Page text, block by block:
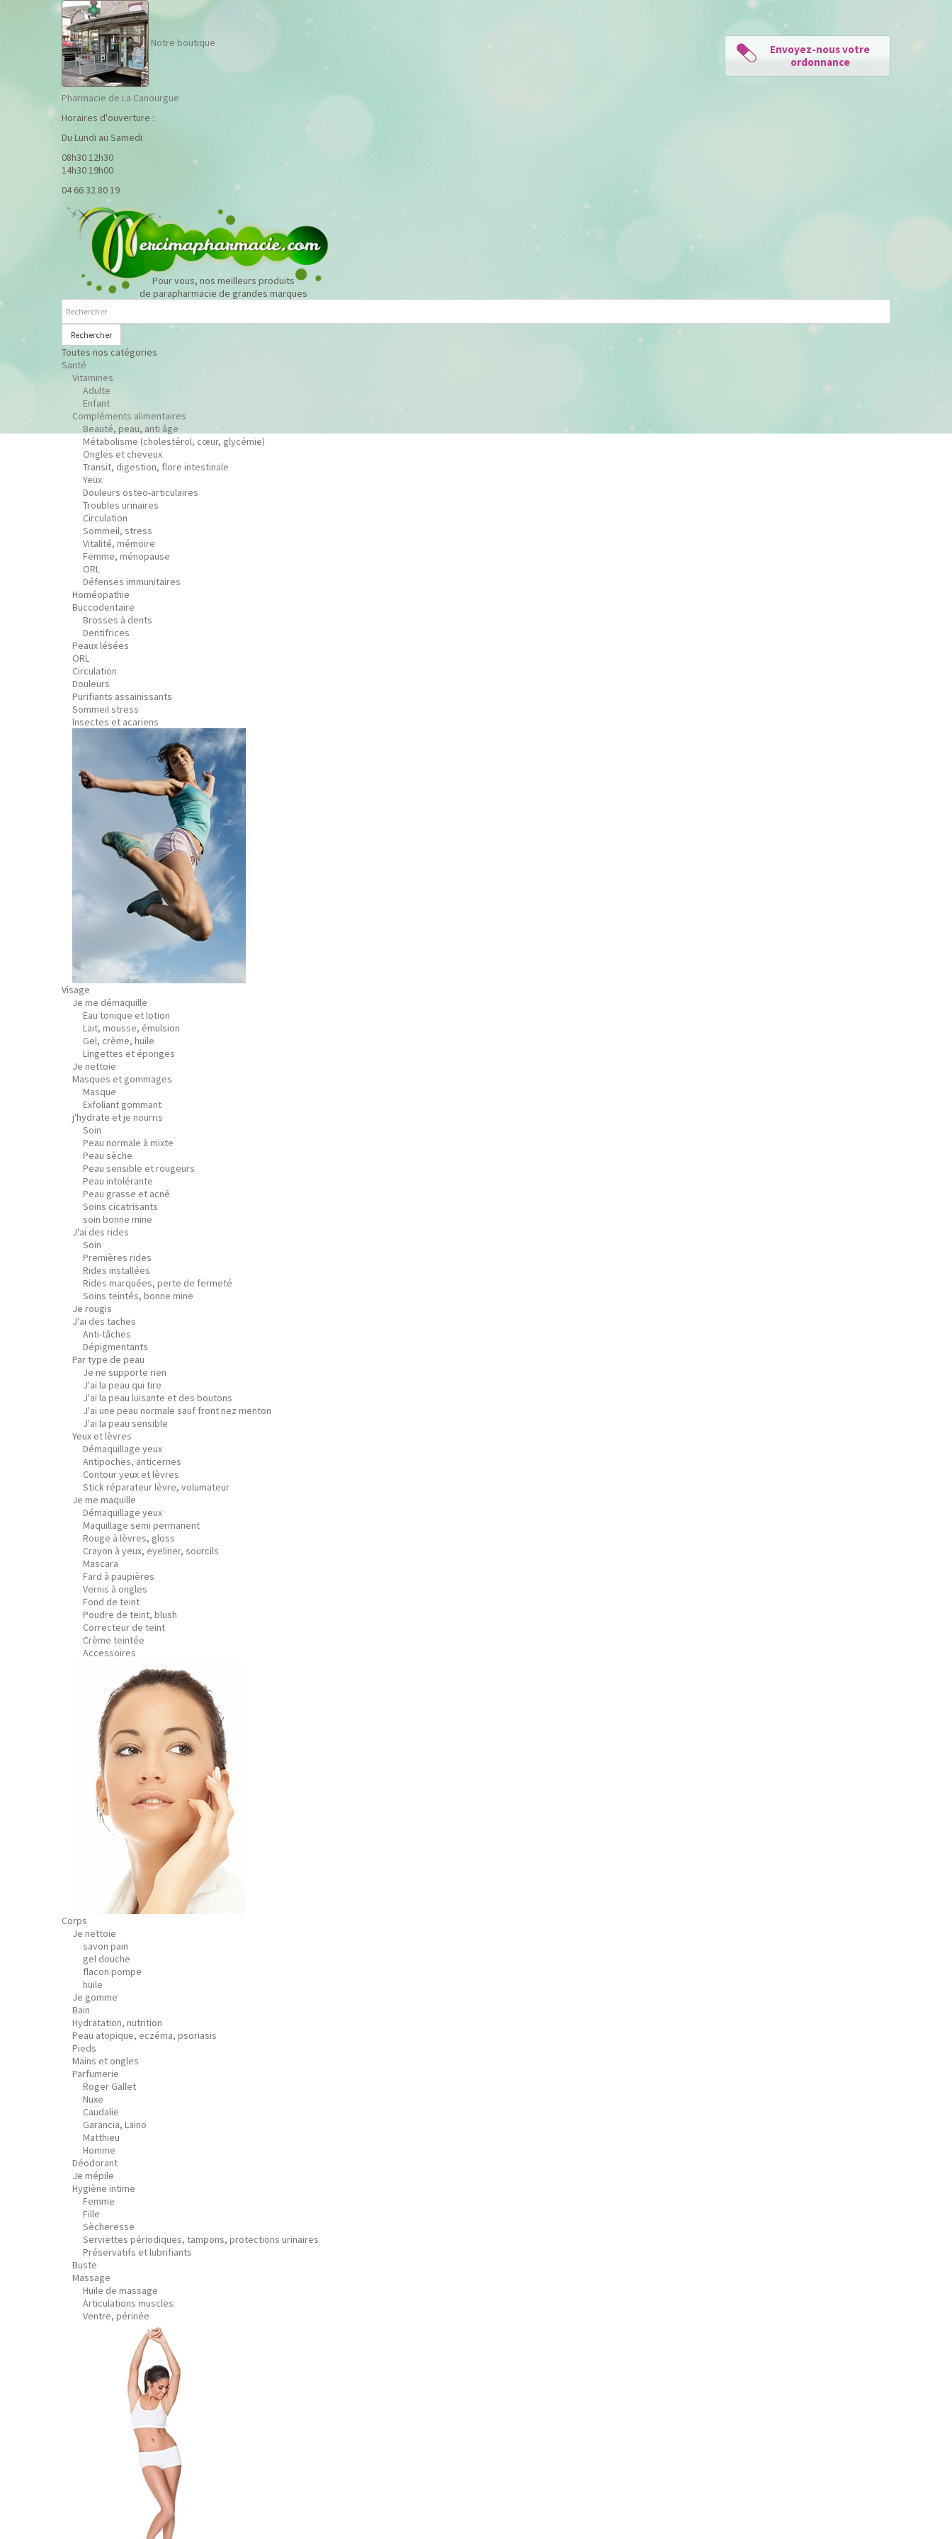
Notre boutique
Pharmacie de La Canourgue
Horaires d'ouverture :
Du Lundi au Samedi
08h30 12h30
14h30 19h00
04 66 32 80 19
Pour vous, nos meilleurs produits
de parapharmacie de grandes marques
Rechercher
Toutes nos catégories
Santé
Vitamines
Adulte
Enfant
Compléments alimentaires
Beauté, peau, anti âge
Métabolisme (cholestérol, cœur, glycémie)
Ongles et cheveux
Transit, digestion, flore intestinale
Yeux
Douleurs osteo-articulaires
Troubles urinaires
Circulation
Sommeil, stress
Vitalité, mémoire
Femme, ménopause
ORL
Défenses immunitaires
Homéopathie
Buccodentaire
Brosses à dents
Dentifrices
Peaux lésées
ORL
Circulation
Douleurs
Purifiants assainissants
Sommeil stress
Insectes et acariens
Visage
Je me démaquille
Eau tonique et lotion
Lait, mousse, émulsion
Gel, crème, huile
Lingettes et éponges
Je nettoie
Masques et gommages
Masque
Exfoliant gommant
j'hydrate et je nourris
Soin
Peau normale à mixte
Peau sèche
Peau sensible et rougeurs
Peau intolérante
Peau grasse et acné
Soins cicatrisants
soin bonne mine
J'ai des rides
Soin
Premières rides
Rides installées
Rides marquées, perte de fermeté
Soins teintés, bonne mine
Je rougis
J'ai des taches
Anti-tâches
Dépigmentants
Par type de peau
Je ne supporte rien
J'ai la peau qui tire
J'ai la peau luisante et des boutons
J'ai une peau normale sauf front nez menton
J'ai la peau sensible
Yeux et lèvres
Démaquillage yeux
Antipoches, anticernes
Contour yeux et lèvres
Stick réparateur lèvre, volumateur
Je me maquille
Démaquillage yeux
Maquillage semi permanent
Rouge à lèvres, gloss
Crayon à yeux, eyeliner, sourcils
Mascara
Fard à paupières
Vernis à ongles
Fond de teint
Poudre de teint, blush
Correcteur de teint
Crème teintée
Accessoires
Corps
Je nettoie
savon pain
gel douche
flacon pompe
huile
Je gomme
Bain
Hydratation, nutrition
Peau atopique, eczéma, psoriasis
Pieds
Mains et ongles
Parfumerie
Roger Gallet
Nuxe
Caudalie
Garancia, Laino
Matthieu
Homme
Déodorant
Je mépile
Hygiène intime
Femme
Fille
Sècheresse
Serviettes périodiques, tampons, protections urinaires
Préservatifs et lubrifiants
Buste
Massage
Huile de massage
Articulations muscles
Ventre, périnée
Envoyez-nous votre
ordonnance